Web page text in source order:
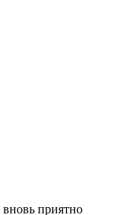
вновь приятно